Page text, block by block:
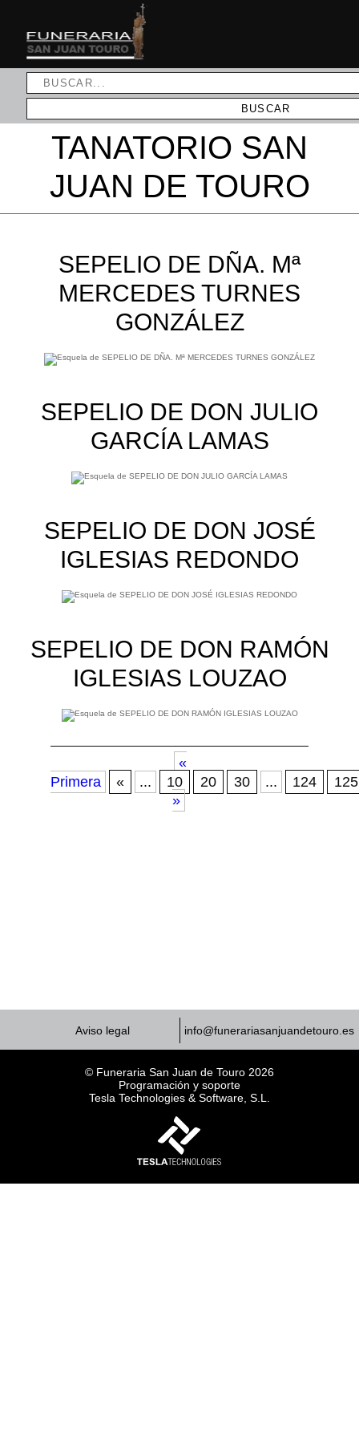
TANATORIO SAN
JUAN DE TOURO
SEPELIO DE DÑA. Mª
MERCEDES TURNES
GONZÁLEZ
SEPELIO DE DON JULIO
GARCÍA LAMAS
SEPELIO DE DON JOSÉ
IGLESIAS REDONDO
SEPELIO DE DON RAMÓN
IGLESIAS LOUZAO
«
Primera
« ... 10 20 30 ... 124
125
»
Aviso legal info@funerariasanjuandetouro.es
© Funeraria San Juan de Touro 2026
Programación y soporte
Tesla Technologies & Software, S.L.